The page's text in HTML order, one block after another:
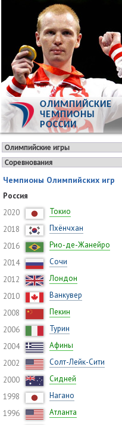
ОЛИМПИЙСКИЕ
ЧЕМПИОНЫ
РОССИИ
Чемпионы Олимпийских игр
Россия
2020
Токио
2018
Пхёнчхан
2016
Рио-де-Жанейро
2014
Сочи
2012
Лондон
2010
Ванкувер
2008
Пекин
2006
Турин
2004
Афины
2002
Солт-Лейк-Сити
2000
Сидней
1998
Нагано
1996
Атланта